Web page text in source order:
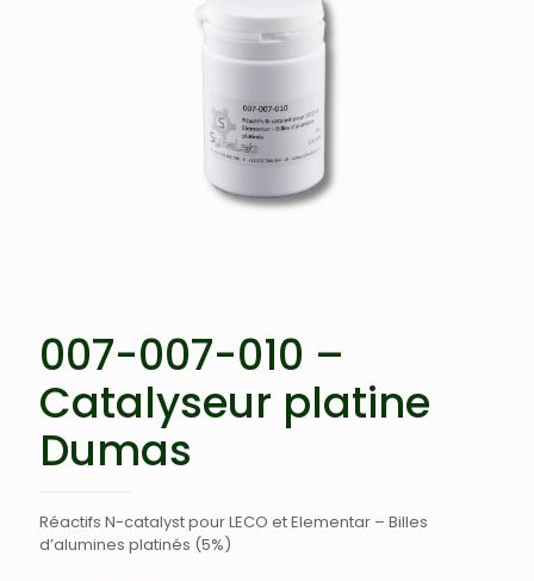
007-007-010 –
Catalyseur platine
Dumas
Réactifs N-catalyst pour LECO et Elementar – Billes
d’alumines platinés (5%)